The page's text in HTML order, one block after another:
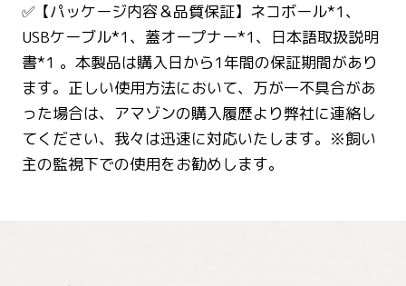
✅【パッケージ内容＆品質保証】ネコボール*1、
USBケーブル*1、蓋オープナー*1、日本語取扱説明
書*1 。本製品は購入日から1年間の保証期間があり
ます。正しい使用方法において、万が一不具合があ
った場合は、アマゾンの購入履歴より弊社に連絡し
てください、我々は迅速に対応いたします。※飼い
主の監視下での使用をお勧めします。